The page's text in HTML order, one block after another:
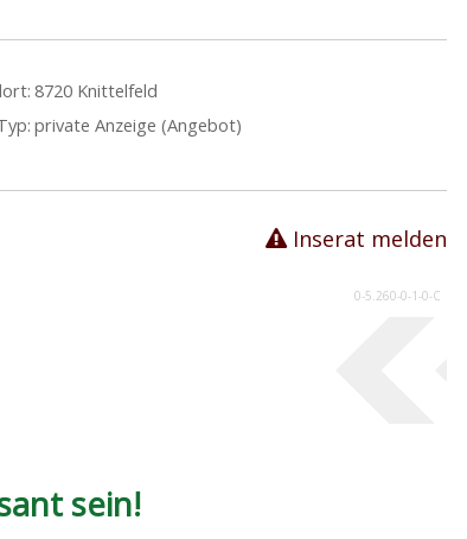
8720 Knittelfeld
private Anzeige (Angebot)
Inserat melden
0-5.260-0-1-0-C
sein!